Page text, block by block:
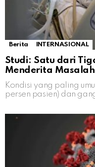
Berita INTERNASIONAL
Studi: Satu dari
Menderita
Kondisi yang paling
persen pasien) dan